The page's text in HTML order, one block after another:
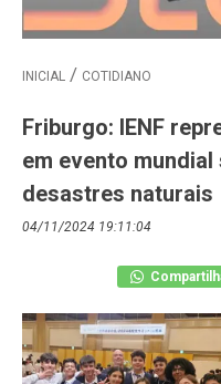
INICIAL COTIDIANO
Friburgo: IENF
em evento
desastres naturais
04/11/2024 19:11:04